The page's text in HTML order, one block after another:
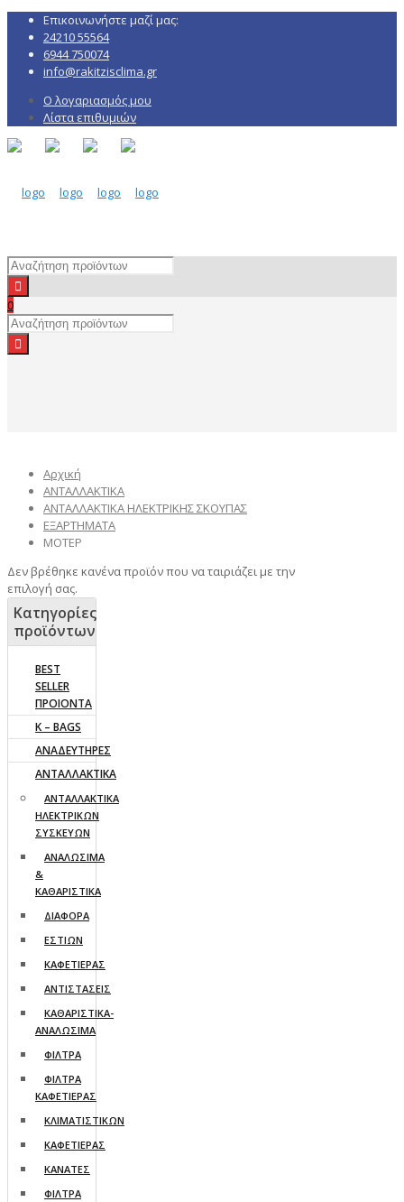
Επικοινωνήστε μαζί μας:
24210 55564
6944 750074
info@rakitzisclima.gr
Ο λογαριασμός μου
Λίστα επιθυμιών
0
Αρχική
ΑΝΤΑΛΛΑΚΤΙΚΑ
ΑΝΤΑΛΛΑΚΤΙΚΑ ΗΛΕΚΤΡΙΚΗΣ ΣΚΟΥΠΑΣ
ΕΞΑΡΤΗΜΑΤΑ
ΜΟΤΕΡ
Δεν βρέθηκε κανένα προϊόν που να ταιριάζει με την
επιλογή σας.
Κατηγορίες
προϊόντων
BEST
SELLER
ΠΡΟΙΟΝΤΑ
K – BAGS
ΑΝΑΔΕΥΤΗΡΕΣ
ΑΝΤΑΛΛΑΚΤΙΚΑ
AΝΤΑΛΛΑΚΤΙΚΑ
ΗΛΕΚΤΡΙΚΩΝ
ΣΥΣΚΕΥΩΝ
ΑΝΑΛΩΣΙΜΑ
&
ΚΑΘΑΡΙΣΤΙΚΑ
ΔΙΑΦΟΡΑ
ΕΣΤΙΩΝ
ΚΑΦΕΤΙΕΡΑΣ
ΑΝΤΙΣΤΑΣΕΙΣ
ΚΑΘΑΡΙΣΤΙΚΑ-
ΑΝΑΛΩΣΙΜΑ
ΦΙΛΤΡΑ
ΦΙΛΤΡΑ
ΚΑΦΕΤΙΕΡΑΣ
ΚΛΙΜΑΤΙΣΤΙΚΩΝ
ΚΑΦΕΤΙΕΡΑΣ
ΚΑΝΑΤΕΣ
ΦΙΛΤΡΑ